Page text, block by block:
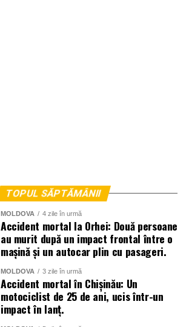
TOPUL SĂPTĂMÂNII
MOLDOVA 4 zile în urmă
Accident mortal la Orhei: Două persoane
au murit după un impact frontal între o
mașină și un autocar plin cu pasageri.
MOLDOVA 3 zile în urmă
Accident mortal în Chișinău: Un
motociclist de 25 de ani, ucis într-un
impact în lanț.